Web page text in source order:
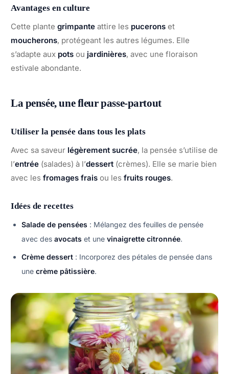
Avantages en culture
Cette plante grimpante attire les pucerons et
moucherons, protégeant les autres légumes. Elle
s’adapte aux pots ou jardinières, avec une floraison
estivale abondante.
La pensée, une fleur passe-partout
Utiliser la pensée dans tous les plats
Avec sa saveur légèrement sucrée, la pensée s’utilise de
l’entrée (salades) à l’dessert (crèmes). Elle se marie bien
avec les fromages frais ou les fruits rouges.
Idées de recettes
Salade de pensées : Mélangez des feuilles de pensée
avec des avocats et une vinaigrette citronnée.
Crème dessert : Incorporez des pétales de pensée dans
une crème pâtissière.